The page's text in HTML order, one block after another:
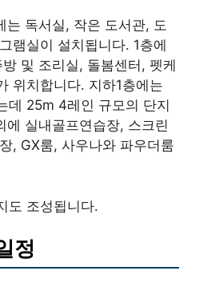
는 독서실, 작은 도서관, 도
램실이 설치됩니다. 1층에
및 조리실, 돌봄센터, 펫케
위치합니다. 지하1층에는
데 25m 4레인 규모의 단지
에 실내골프연습장, 스크린
, GX룸, 사우나와 파우더룸
도 조성됩니다.
정